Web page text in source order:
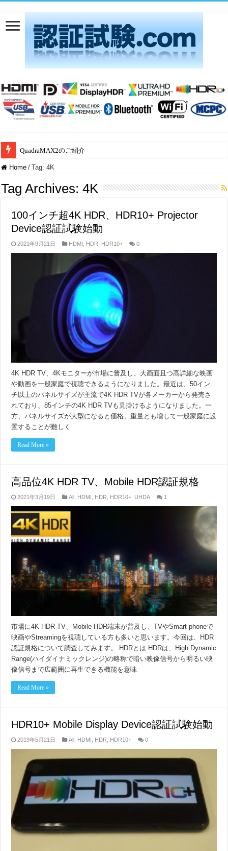
QuadraMAX2のご紹介
Aliro 1.0 認証試験：アリオンは日本唯一のAliro ATLとして運営開始
Home / Tag:4K
Tag Archives:4K
100インチ超4K HDR、HDR10+ Projector
Device認証試験始動
2021年9月21日 HDMI HDR HDR10+ 0
4K HDR TV、4Kモニターが市場に普及し、大画面且つ高詳細な映画
や動画を一般家庭で視聴できるようになりました。最近は、50イン
チ以上のパネルサイズが主流で4K HDR TVが各メーカーから発売さ
れており、85インチの4K HDR TVも見掛けるようになりました。一
方、パネルサイズが大型になると価格、重量とも増して一般家庭に設
置することが難しく
Read More »
高品位4K HDR TV、Mobile HDR認証規格
2021年3月19日 All HDMI HDR HDR10+ UHDA 1
市場に4K HDR TV、Mobile HDR端末が普及し、TVやSmart phoneで
映画やStreamingを視聴している方も多いと思います。今回は、HDR
認証規格について調査してみます。 HDRとは HDRは、High Dynamic
Range(ハイダイナミックレンジ)の略称で暗い映像信号から明るい映
像信号まで広範囲に再生できる機能を意味
Read More »
HDR10+ Mobile Display Device認証試験始動
2019年5月21日 All HDMI HDR HDR10+ 0